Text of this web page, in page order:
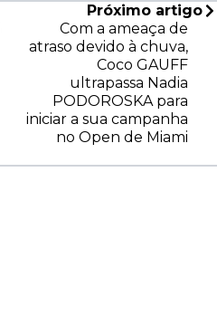
Próximo artigo
Com a ameaça de
atraso devido à chuva,
Coco GAUFF
ultrapassa Nadia
PODOROSKA para
iniciar a sua campanha
no Open de Miami